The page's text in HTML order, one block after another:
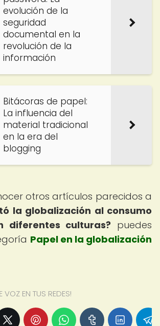
evolución de la
seguridad
documental en la
revolución de la
información
Bitácoras de papel:
La influencia del
material tradicional
en la era del
blogging
otros artículos parecidos a
la globalización al consumo
diferentes culturas? puedes
Papel en la globalización
VOZ EN TUS REDES!